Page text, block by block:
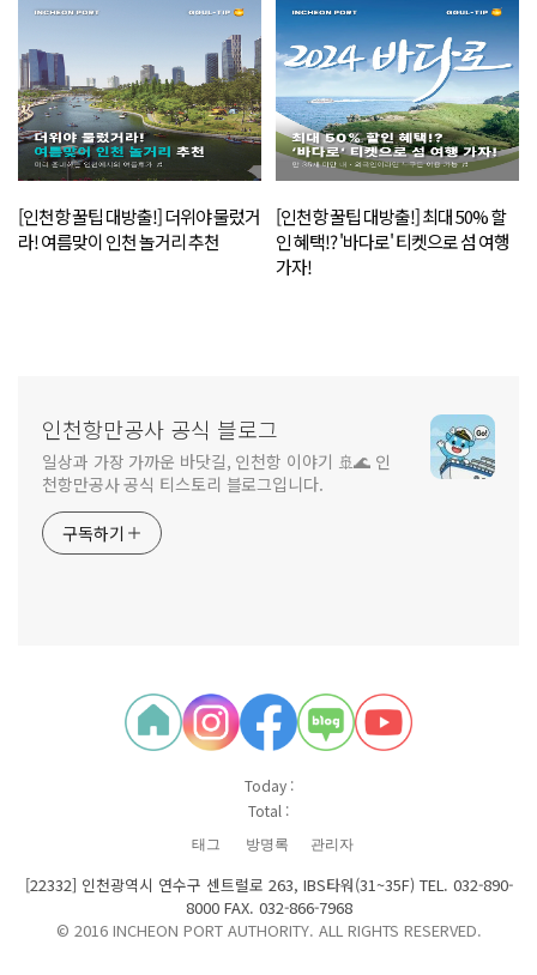
[인천항 꿀팁 대방출!] 더위야 물렀거
라! 여름맞이 인천 놀거리 추천
[인천항 꿀팁 대방출!] 최대 50% 할
인 혜택!? '바다로' 티켓으로 섬 여행
가자!
인천항만공사 공식 블로그
일상과 가장 가까운 바닷길, 인천항 이야기 🚢🌊 인
천항만공사 공식 티스토리 블로그입니다.
구독하기
Today :
Total :
태그 방명록 관리자
[22332] 인천광역시 연수구 센트럴로 263, IBS타워(31~35F) TEL. 032-890-
8000 FAX. 032-866-7968
© 2016 INCHEON PORT AUTHORITY. ALL RIGHTS RESERVED.